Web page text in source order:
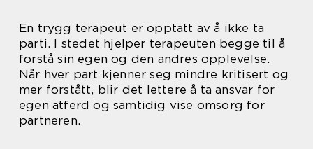
En trygg terapeut er opptatt av å ikke ta
parti. I stedet hjelper terapeuten begge til å
forstå sin egen og den andres opplevelse.
Når hver part kjenner seg mindre kritisert og
mer forstått, blir det lettere å ta ansvar for
egen atferd og samtidig vise omsorg for
partneren.